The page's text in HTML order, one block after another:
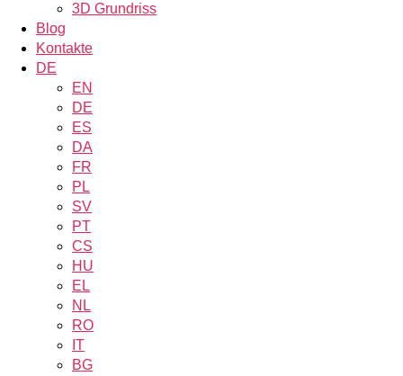
3D Grundriss
Blog
Kontakte
DE
EN
DE
ES
DA
FR
PL
SV
PT
CS
HU
EL
NL
RO
IT
BG